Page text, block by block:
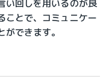
い回しを用いるのが良
ことで、コミュニケー
できます。